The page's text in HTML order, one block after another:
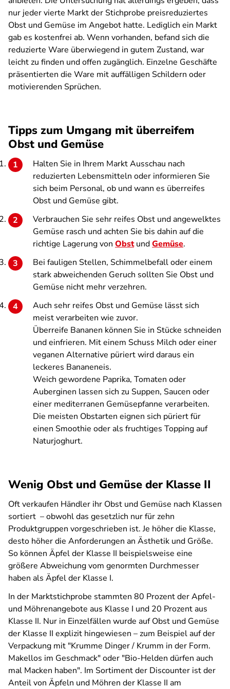
nur jeder vierte Markt der Stichprobe preisreduziertes
Obst und Gemüse im Angebot hatte. Lediglich ein Markt
gab es kostenfrei ab. Wenn vorhanden, befand sich die
reduzierte Ware überwiegend in gutem Zustand, war
leicht zu finden und offen zugänglich. Einzelne Geschäfte
präsentierten die Ware mit auffälligen Schildern oder
motivierenden Sprüchen.
Tipps zum Umgang mit überreifem
Obst und Gemüse
Halten Sie in Ihrem Markt Ausschau nach
reduzierten Lebensmitteln oder informieren Sie
sich beim Personal, ob und wann es überreifes
Obst und Gemüse gibt.
Verbrauchen Sie sehr reifes Obst und angewelktes
Gemüse rasch und achten Sie bis dahin auf die
richtige Lagerung von ObstundGemüse.
Bei fauligen Stellen, Schimmelbefall oder einem
stark abweichenden Geruch sollten Sie Obst und
Gemüse nicht mehr verzehren.
Auch sehr reifes Obst und Gemüse lässt sich
meist verarbeiten wie zuvor.
Überreife Bananen können Sie in Stücke schneiden
und einfrieren. Mit einem Schuss Milch oder einer
veganen Alternative püriert wird daraus ein
leckeres Bananeneis.
Weich gewordene Paprika, Tomaten oder
Auberginen lassen sich zu Suppen, Saucen oder
einer mediterranen Gemüsepfanne verarbeiten.
Die meisten Obstarten eignen sich püriert für
einen Smoothie oder als fruchtiges Topping auf
Naturjoghurt.
Wenig Obst und Gemüse der Klasse II
Oft verkaufen Händler ihr Obst und Gemüse nach Klassen
sortiert – obwohl das gesetzlich nur für zehn
Produktgruppen vorgeschrieben ist. Je höher die Klasse,
desto höher die Anforderungen an Ästhetik und Größe.
So können Äpfel der Klasse II beispielsweise eine
größere Abweichung vom genormten Durchmesser
haben als Äpfel der Klasse I.
In der Marktstichprobe stammten 80 Prozent der Apfel-
und Möhrenangebote aus Klasse I und 20 Prozent aus
Klasse II. Nur in Einzelfällen wurde auf Obst und Gemüse
der Klasse II explizit hingewiesen – zum Beispiel auf der
Verpackung mit "Krumme Dinger / Krumm in der Form.
Makellos im Geschmack" oder "Bio-Helden dürfen auch
mal Macken haben". Im Sortiment der Discounter ist der
Anteil von Äpfeln und Möhren der Klasse II am